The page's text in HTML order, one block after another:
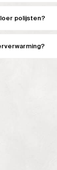
polijsten?